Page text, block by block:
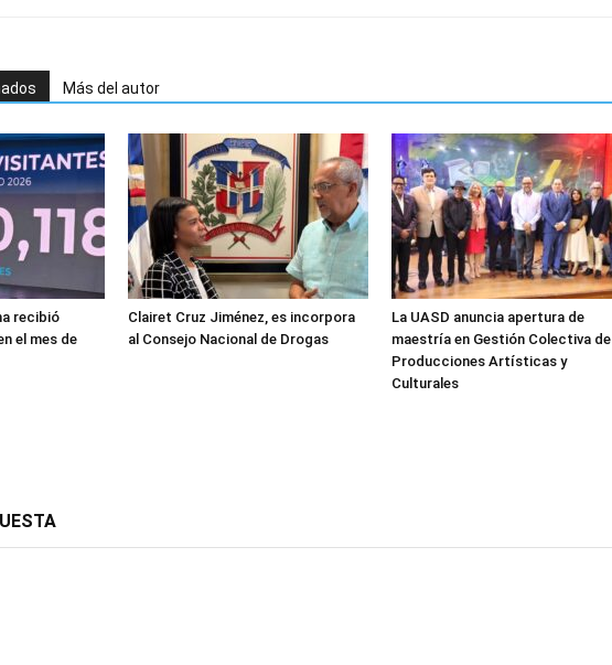
Más del autor
recibió
el mes de
Clairet Cruz Jiménez, es incorpora
al Consejo Nacional de Drogas
La UASD anuncia apertura de
maestría en Gestión Colectiva de
Producciones Artísticas y
Culturales